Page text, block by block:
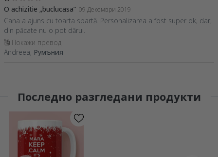
O achizitie „buclucasa” 09 Декември 2019
Cana a ajuns cu toarta spartă. Personalizarea a fost super ok, dar,
din păcate nu o pot dărui.
Покажи превод
Andreea, Румъния
Последно разгледани продукти